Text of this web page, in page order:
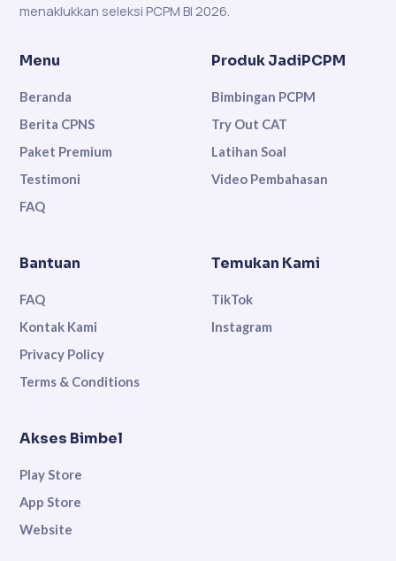
menaklukkan seleksi PCPM BI 2026.
Menu
Beranda
Berita CPNS
Paket Premium
Testimoni
FAQ
Produk JadiPCPM
Bimbingan PCPM
Try Out CAT
Latihan Soal
Video Pembahasan
Bantuan
FAQ
Kontak Kami
Privacy Policy
Terms & Conditions
Temukan Kami
TikTok
Instagram
Akses Bimbel
Play Store
App Store
Website